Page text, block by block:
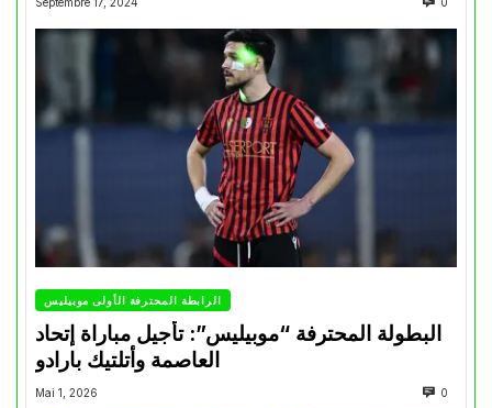
Septembre 17, 2024 0
الرابطة المحترفة الأولى موبيليس
البطولة المحترفة “موبيليس”: تأجيل مباراة إتحاد
العاصمة وأتلتيك بارادو
Mai 1, 2026 0